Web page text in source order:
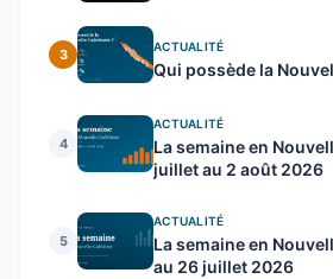
3
ACTUALITÉ
Qui possède la
4
ACTUALITÉ
La semaine en
juillet au 2 août 2026
5
ACTUALITÉ
La semaine en
au 26 juillet 2026